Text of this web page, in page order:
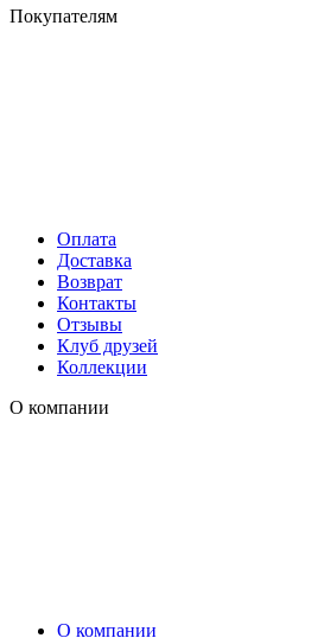
Покупателям
Оплата
Доставка
Возврат
Контакты
Отзывы
Клуб друзей
Коллекции
О компании
О компании